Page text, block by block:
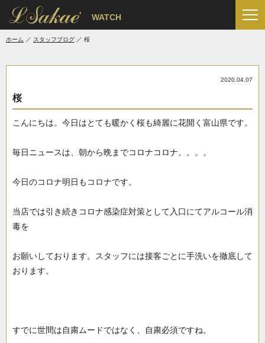
' WATCH
ホーム スタッフブログ 桜
2020.04.07
桜
こんにちは。今日はとても暖かく桜も綺麗に花開く富山県です。
毎日ニュースは、朝から晩までコロナコロナ。。。。
今日のコロナ明日もコロナです。
当店では引き続きコロナ感染症対策として入口にてアルコール消
毒を
お願いしております。スタッフには接客ごとに手洗いを徹底して
おります。
すでに世間は自粛ムードではなく、自粛必須ですね。